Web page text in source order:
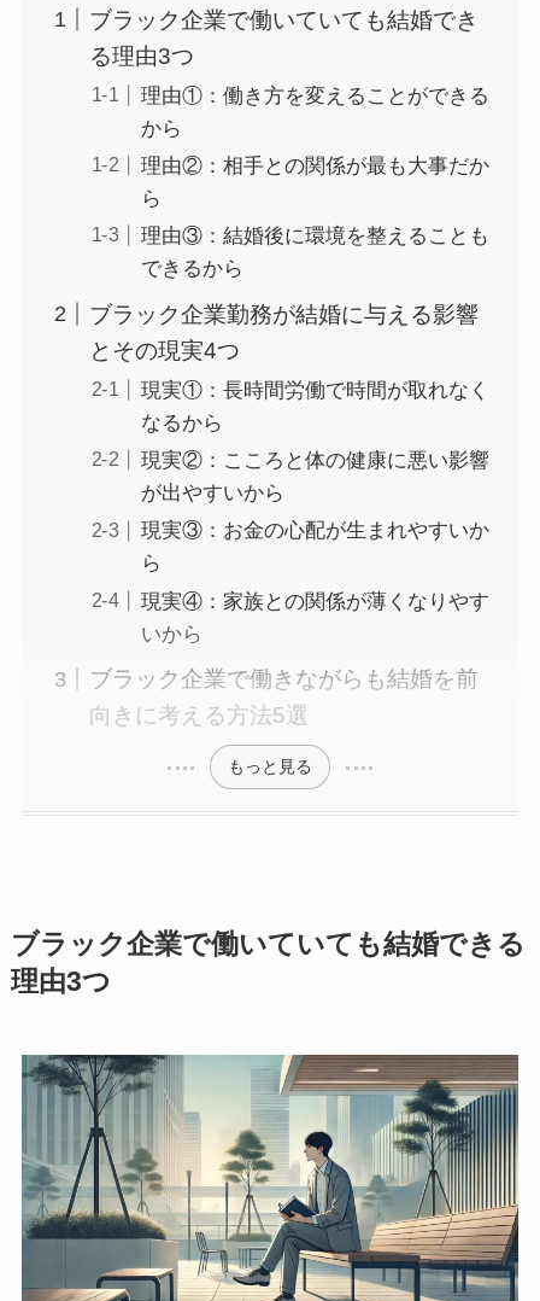
ブラック企業で働いていても結婚でき
る理由3つ
理由①：働き方を変えることができる
から
理由②：相手との関係が最も大事だか
ら
理由③：結婚後に環境を整えることも
できるから
ブラック企業勤務が結婚に与える影響
とその現実4つ
現実①：長時間労働で時間が取れなく
なるから
現実②：こころと体の健康に悪い影響
が出やすいから
現実③：お金の心配が生まれやすいか
ら
現実④：家族との関係が薄くなりやす
いから
ブラック企業で働きながらも結婚を前
向きに考える方法5選
もっと見る
ブラック企業で働いていても結婚できる
理由3つ